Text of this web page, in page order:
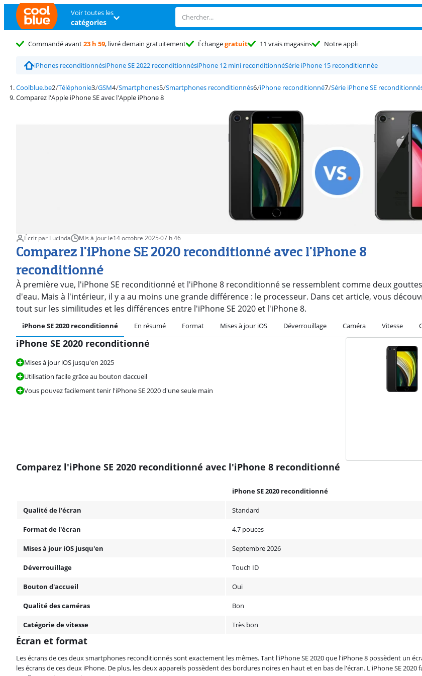
Voir toutes les
catégories
Commandé avant23 h 59, livré demain gratuitement Échangegratuit 11 vrais magasins Notre appli
iPhones reconditionnésiPhone SE 2022 reconditionnésiPhone 12 mini reconditionnéSérie iPhone 15 reconditionnée
Coolblue.be Téléphonie GSM Smartphones Smartphones reconditionnés iPhone reconditionné Série iPhone SE
Comparez l'Apple iPhone SE avec l'Apple iPhone 8
Écrit par Lucinda Mis à jour le14 octobre 2025·07 h 46
Comparez l'iPhone SE 2020 reconditionné avec l'iPhone 8
reconditionné
À première vue, l'iPhone SE reconditionné et l'iPhone 8 reconditionné se ressemblent comme deux gouttes
d'eau. Mais à l'intérieur, il y a au moins une grande différence : le processeur. Dans cet article, vous
tout sur les similitudes et les différences entre l'iPhone SE 2020 et l'iPhone 8.
iPhone SE 2020 reconditionné En résumé Format Mises à jour iOS Déverrouillage Caméra Vitesse
iPhone SE 2020 reconditionné
Mises à jour iOS jusqu'en 2025
Utilisation facile grâce au bouton daccueil
Vous pouvez facilement tenir l'iPhone SE 2020 d'une seule main
La note est de 9,2 sur 10, basée sur 31 avis.
Comparez l'iPhone SE 2020 reconditionné avec l'iPhone 8 reconditionné
iPhone SE 2020 reconditionné
Qualité de l'écran Standard
Format de l'écran 4,7 pouces
Mises à jour iOS jusqu'en Septembre 2026
Déverrouillage Touch ID
Bouton d'accueil Oui
Qualité des caméras Bon
Catégorie de vitesse Très bon
Écran et format
Les écrans de ces deux smartphones reconditionnés sont exactement les mêmes. Tant l'iPhone SE 2020 que l'iPhone 8 possèdent un
les écrans de ces deux iPhone. De plus, les deux appareils possèdent des bordures noires en haut et en bas de l'écran. L'iPhone SE